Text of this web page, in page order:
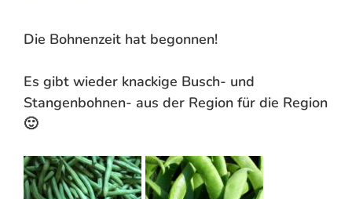
Die Bohnenzeit hat begonnen!
Es gibt wieder knackige Busch- und
Stangenbohnen- aus der Region für die Region
🙂